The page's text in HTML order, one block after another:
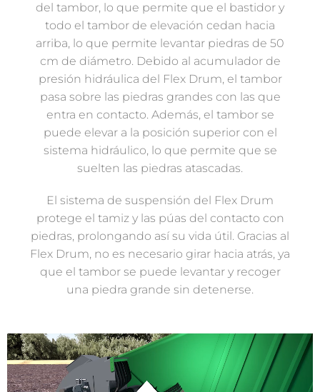
del tambor, lo que permite que el bastidor y
todo el tambor de elevación cedan hacia
arriba, lo que permite levantar piedras de 50
cm de diámetro. Debido al acumulador de
presión hidráulica del Flex Drum, el tambor
pasa sobre las piedras grandes con las que
entra en contacto. Además, el tambor se
puede elevar a la posición superior con el
sistema hidráulico, lo que permite que se
suelten las piedras atascadas.
El sistema de suspensión del Flex Drum
protege el tamiz y las púas del contacto con
piedras, prolongando así su vida útil. Gracias al
Flex Drum, no es necesario girar hacia atrás, ya
que el tambor se puede levantar y recoger
una piedra grande sin detenerse.